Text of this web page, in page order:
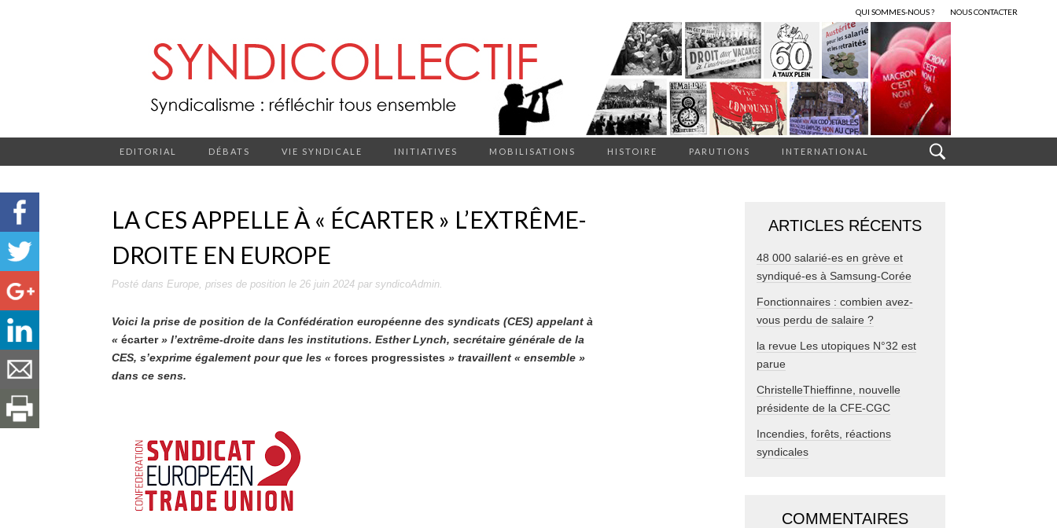
QUI SOMMES-NOUS ? NOUS CONTACTER
EDITORIAL DÉBATS VIE SYNDICALE INITIATIVES MOBILISATIONS HISTOIRE PARUTIONS INTERNATIONAL
LA CES APPELLE À « ÉCARTER » L’EXTRÊME-
DROITE EN EUROPE
Posté dans Europe, prises de position le 26 juin 2024 par syndicoAdmin.
Voici la prise de position de la Confédération européenne des syndicats (CES) appelant à
« écarter» l’extrême-droite dans les institutions. Esther Lynch, secrétaire générale de la
CES, s’exprime également pour que les « forces progressistes » travaillent « ensemble »
dans ce sens.
ARTICLES RÉCENTS
48 000 salarié-es en grève et
syndiqué-es à Samsung-Corée
Fonctionnaires : combien avez-
vous perdu de salaire ?
la revue Les utopiques N°32 est
parue
ChristelleThieffinne, nouvelle
présidente de la CFE-CGC
Incendies, forêts, réactions
syndicales
COMMENTAIRES